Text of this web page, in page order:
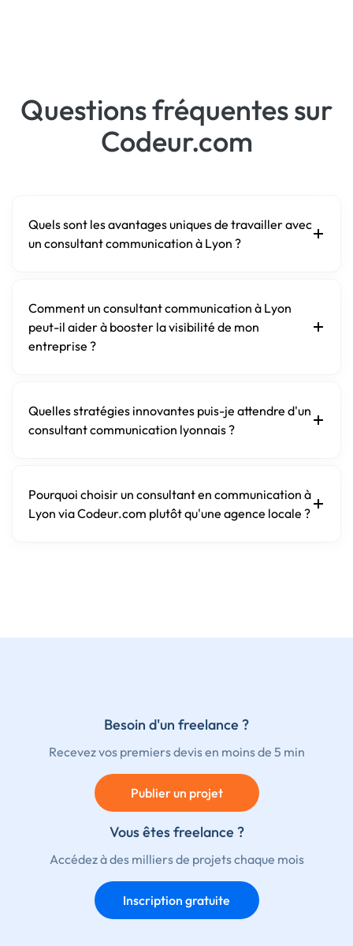
Questions fréquentes sur
Codeur.com
Quels sont les avantages uniques de travailler avec
un consultant communication à Lyon ?
Comment un consultant communication à Lyon
peut-il aider à booster la visibilité de mon
entreprise ?
Quelles stratégies innovantes puis-je attendre d'un
consultant communication lyonnais ?
Pourquoi choisir un consultant en communication à
Lyon via Codeur.com plutôt qu'une agence locale ?
Besoin d'un freelance ?
Recevez vos premiers devis en moins de 5 min
Publier un projet
Vous êtes freelance ?
Accédez à des milliers de projets chaque mois
Inscription gratuite